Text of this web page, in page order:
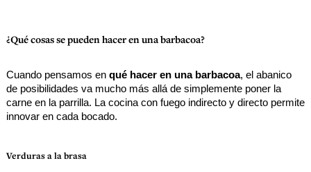
¿Qué cosas se pueden hacer en una barbacoa?
Cuando pensamos en qué hacer en una barbacoa, el abanico
de posibilidades va mucho más allá de simplemente poner la
carne en la parrilla. La cocina con fuego indirecto y directo permite
innovar en cada bocado.
Verduras a la brasa